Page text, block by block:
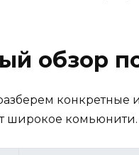
обзор
широкое комьюнити.